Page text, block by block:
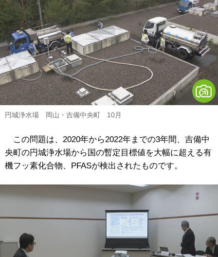
円城浄水場 岡山・吉備中央町 10月
この問題は、2020年から2022年までの3年間、吉備中
央町の円城浄水場から国の暫定目標値を大幅に超える有
機フッ素化合物、PFASが検出されたものです。